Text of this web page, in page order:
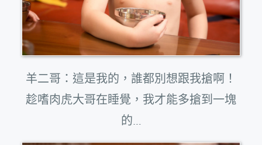
羊二哥：這是我的，誰都別想跟我搶啊！
趁嗜肉虎大哥在睡覺，我才能多搶到一塊
的…